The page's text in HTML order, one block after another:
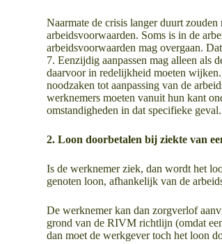
Naarmate de crisis langer duurt
arbeidsvoorwaarden. Soms is in de
arbeidsvoorwaarden mag overgaan.
7. Eenzijdig aanpassen mag alleen als
daarvoor in redelijkheid moeten
noodzaken tot aanpassing van de
werknemers moeten vanuit hun kant
omstandigheden in dat specifieke geval.
2. Loon doorbetalen bij ziekte van
Is de werknemer ziek, dan wordt het
genoten loon, afhankelijk van de
De werknemer kan dan zorgverlof
grond van de RIVM richtlijn (omdat
dan moet de werkgever toch het loon